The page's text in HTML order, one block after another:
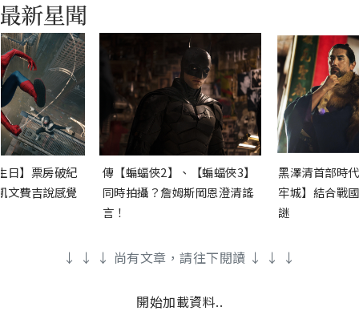
日】票房破紀
文費吉說感覺
傳【蝙蝠俠2】、【蝙蝠俠3】
同時拍攝？詹姆斯岡恩澄清謠
言！
黑澤清首部時
牢城】結合戰
謎
↓ ↓ ↓ 尚有文章，請往下閱讀 ↓ ↓ ↓
開始加載資料..